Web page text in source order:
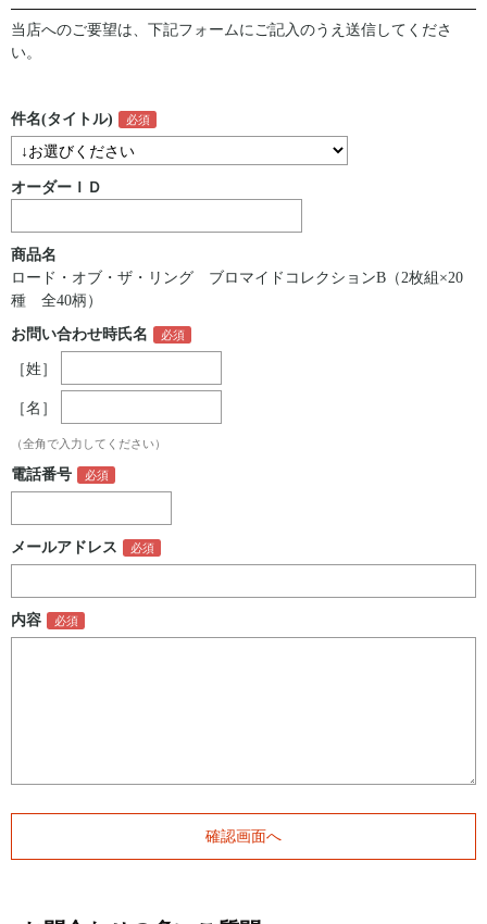
当店へのご要望は、下記フォームにご記入のうえ送信してくださ
い。
件名(タイトル)
オーダーＩＤ
商品名
ロード・オブ・ザ・リング ブロマイドコレクションB（2枚組×20
種 全40柄）
お問い合わせ時氏名
［姓］
［名］
（全角で入力してください）
電話番号
メールアドレス
内容